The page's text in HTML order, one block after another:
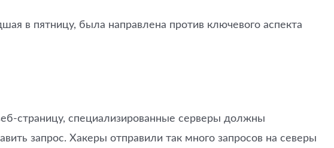
в пятницу, была направлена против ключевого аспекта
страницу, специализированные серверы должны
запрос. Хакеры отправили так много запросов на северы